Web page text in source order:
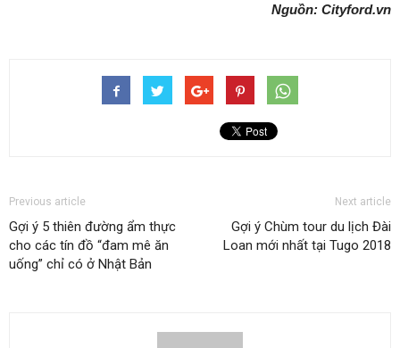
Nguồn: Cityford.vn
Previous article
Gợi ý 5 thiên đường ẩm thực
cho các tín đồ “đam mê ăn
uống” chỉ có ở Nhật Bản
Next article
Gợi ý Chùm tour du lịch Đài
Loan mới nhất tại Tugo 2018